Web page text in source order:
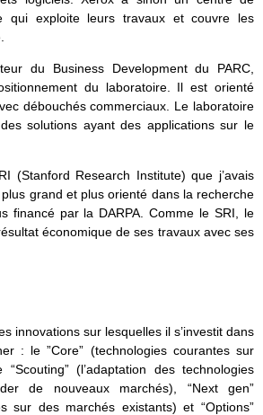
qui exploite leurs travaux et couvre les
du Business Development du PARC,
du laboratoire. Il est orienté
débouchés commerciaux. Le laboratoire
solutions ayant des applications sur le
(Stanford Research Institute) que j’avais
grand et plus orienté dans la recherche
financé par la DARPA. Comme le SRI, le
économique de ses travaux avec ses
innovations sur lesquelles il s’investit dans
: le ”Core” (technologies courantes sur
(l’adaptation des technologies
de nouveaux marchés), “Next gen”
sur des marchés existants) et “Options”